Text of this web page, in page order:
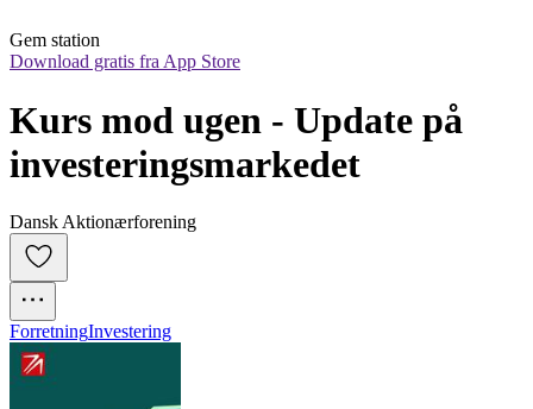
Gem station
Download gratis fra App Store
Kurs mod ugen - Update på
investeringsmarkedet
Dansk Aktionærforening
ForretningInvestering